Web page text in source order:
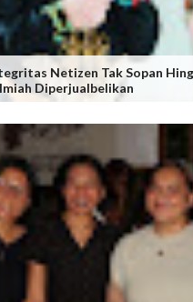
Netizen Tak Sopan
Diperjualbelikan